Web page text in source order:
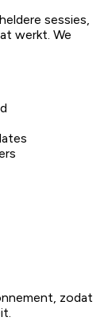
sessies,
werkt. We
zodat